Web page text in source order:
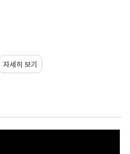
자세히 보기